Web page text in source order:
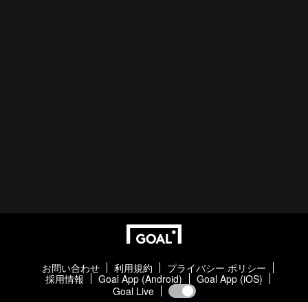
お問い合わせ 利用規約
プライバシー ポリシー
採用情報
Goal App (Android)
Goal App (iOS)
Goal Live